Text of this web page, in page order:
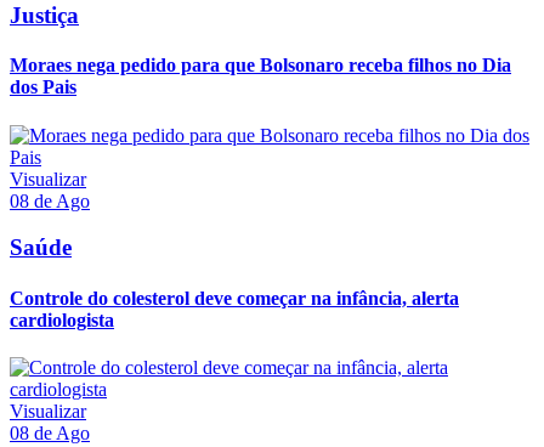
Justiça
Moraes nega pedido para que Bolsonaro receba filhos no Dia
dos Pais
Visualizar
08 de Ago
Saúde
Controle do colesterol deve começar na infância, alerta
cardiologista
Visualizar
08 de Ago